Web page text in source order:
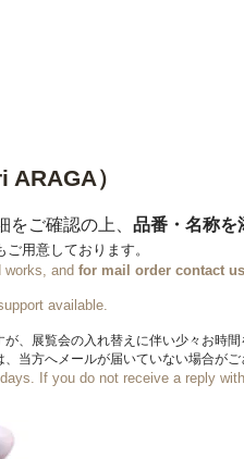
ARAGA）
ご確認の上、 品番・名称を
用意しております。
works, and for mail order contact
available.
、展覧会の入れ替えに伴い少々お時
当方へメールが届いていない場合が
If you do not receive a reply